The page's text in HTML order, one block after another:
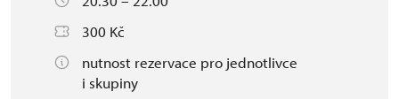
300 Kč
nutnost rezervace pro jednotlivce
i skupiny